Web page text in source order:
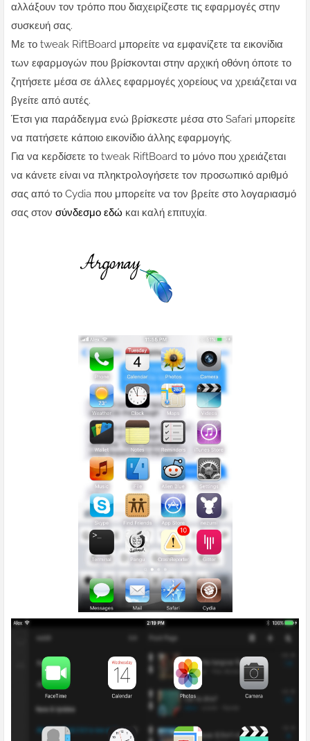
αλλάξουν τον τρόπο που διαχειρίζεστε τις εφαρμογές στην
συσκευή σας.
Με το tweak RiftBoard μπορείτε να εμφανίζετε τα εικονίδια
των εφαρμογών που βρίσκονται στην αρχική οθόνη όποτε το
ζητήσετε μέσα σε άλλες εφαρμογές χορείους να χρειάζεται να
βγείτε από αυτές.
Έτσι για παράδειγμα ενώ βρίσκεστε μέσα στο Safari μπορείτε
να πατήσετε κάποιο εικονίδιο άλλης εφαρμογής.
Για να κερδίσετε το tweak RiftBoard το μόνο που χρειάζεται
να κάνετε είναι να πληκτρολογήσετε τον προσωπικό αριθμό
σας από το Cydia που μπορείτε να τον βρείτε στο λογαριασμό
σας στον σύνδεσμο εδώ και καλή επιτυχία.